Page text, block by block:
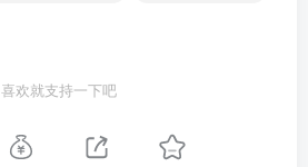
喜欢就支持一下吧